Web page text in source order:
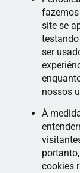
site se
ser
nossos
À
cookies